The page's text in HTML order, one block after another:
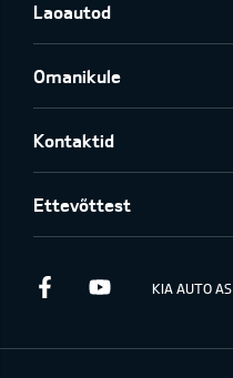
Laoautod
Omanikule
Kontaktid
Ettevõttest
FacebookYoutube
KIA AUTO AS